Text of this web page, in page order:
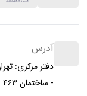
آدرس
دفتر مرکزی:
- ساختمان ۴۶۳